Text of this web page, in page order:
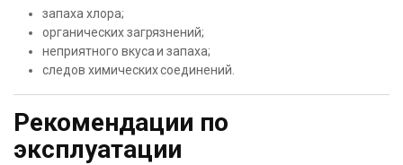
запаха хлора;
органических загрязнений;
неприятного вкуса и запаха;
следов химических соединений.
Рекомендации по
эксплуатации